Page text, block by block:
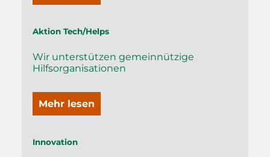
Aktion Tech/Helps
Wir unterstützen gemeinnützige
Hilfsorganisationen
Mehr lesen
Innovation